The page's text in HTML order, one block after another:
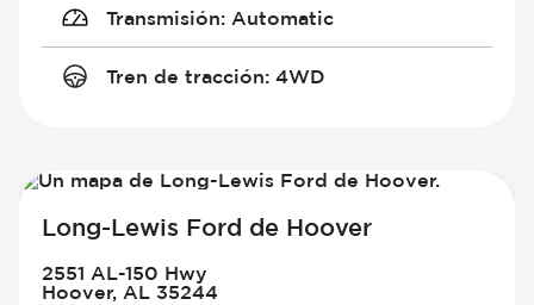
Transmisión: Automatic
Tren de tracción: 4WD
Long-Lewis Ford de Hoover
2551 AL-150 Hwy
Hoover, AL 35244